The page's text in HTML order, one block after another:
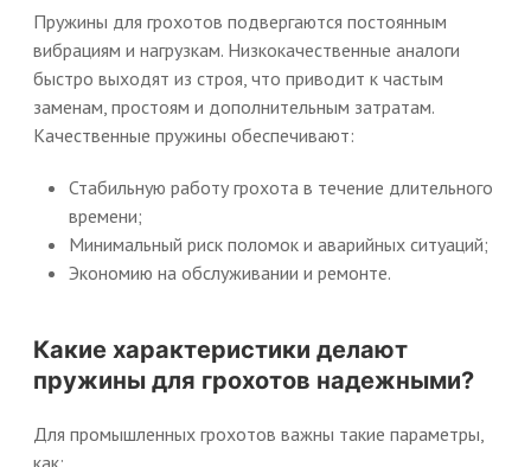
Пружины для грохотов подвергаются постоянным
вибрациям и нагрузкам. Низкокачественные аналоги
быстро выходят из строя, что приводит к частым
заменам, простоям и дополнительным затратам.
Качественные пружины обеспечивают:
Стабильную работу грохота в течение длительного
времени;
Минимальный риск поломок и аварийных ситуаций;
Экономию на обслуживании и ремонте.
Какие характеристики делают
пружины для грохотов надежными?
Для промышленных грохотов важны такие параметры,
как: